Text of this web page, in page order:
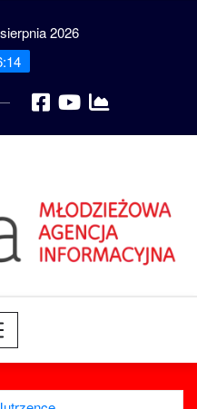
2026